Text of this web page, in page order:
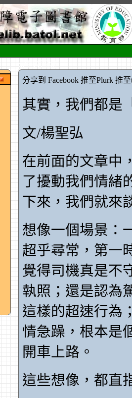
分享到 Facebook 推至Plurk 推
其實，我們都是
文/楊聖弘
在前面的文章中
了擾動我們情緒
下來，我們就來
想像一個場景：
超乎尋常，第一
覺得司機真是不
執照；還是認為
這樣的超速行為
情急躁，根本是
開車上路。
這些想像，都直